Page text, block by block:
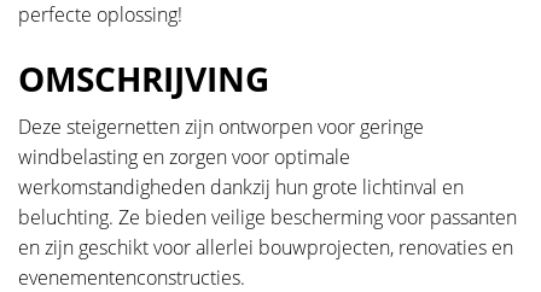
perfecte oplossing!
OMSCHRIJVING
Deze steigernetten zijn ontworpen voor geringe
windbelasting en zorgen voor optimale
werkomstandigheden dankzij hun grote lichtinval en
beluchting. Ze bieden veilige bescherming voor passanten
en zijn geschikt voor allerlei bouwprojecten, renovaties en
evenementenconstructies.